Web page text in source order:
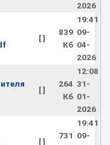
2026
[ ]
839
Кб
19:41
09-
04-
2026
[ ]
264
Кб
12:08
31-
01-
2026
[ ]
731
19:41
09-